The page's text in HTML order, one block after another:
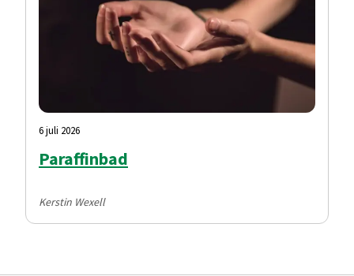
6 juli 2026
Paraffinbad
Kerstin Wexell